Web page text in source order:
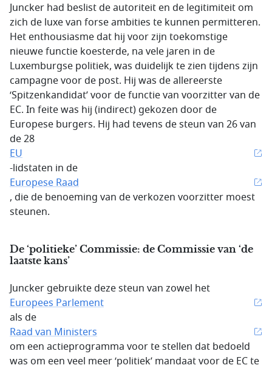
Juncker had beslist de autoriteit en de legitimiteit om
zich de luxe van forse ambities te kunnen permitteren.
Het enthousiasme dat hij voor zijn toekomstige
nieuwe functie koesterde, na vele jaren in de
Luxemburgse politiek, was duidelijk te zien tijdens zijn
campagne voor de post. Hij was de allereerste
‘Spitzenkandidat’ voor de functie van voorzitter van de
EC. In feite was hij (indirect) gekozen door de
Europese burgers. Hij had tevens de steun van 26 van
de 28
EU
-lidstaten in de
Europese Raad
, die de benoeming van de verkozen voorzitter moest
steunen.
De ‘politieke’ Commissie: de Commissie van ‘de
laatste kans’
Juncker gebruikte deze steun van zowel het
Europees Parlement
als de
Raad van Ministers
om een ​​actieprogramma voor te stellen dat bedoeld
was om een ​​veel meer ‘politiek’ mandaat voor de EC te